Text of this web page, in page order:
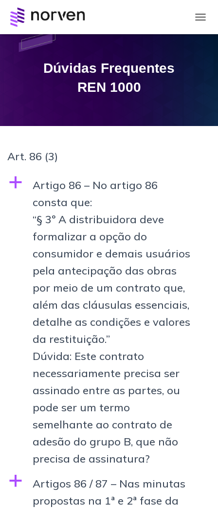
L
E
Dúvidas Frequentes
REN 1000
Art. 86 (3)
a
Artigo 86 – No artigo 86
consta que:
“§ 3º A distribuidora deve
formalizar a opção do
consumidor e demais usuários
pela antecipação das obras
por meio de um contrato que,
além das cláusulas essenciais,
detalhe as condições e valores
da restituição.”
Dúvida: Este contrato
necessariamente precisa ser
assinado entre as partes, ou
pode ser um termo
semelhante ao contrato de
adesão do grupo B, que não
precisa de assinatura?
a
Artigos 86 / 87 – Nas minutas
propostas na 1ª e 2ª fase da